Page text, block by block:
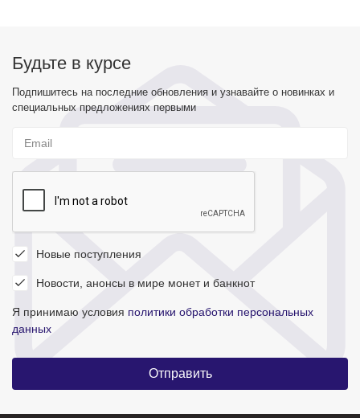
Будьте в курсе
Подпишитесь на последние обновления и узнавайте о новинках и
специальных предложениях первыми
Новые поступления
Новости, анонсы в мире монет и банкнот
Я принимаю условия политики обработки персональных
данных